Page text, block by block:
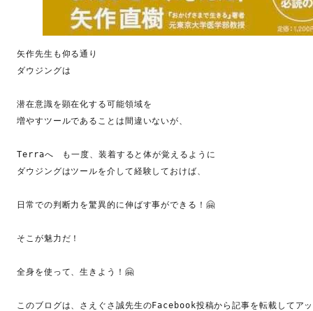
矢作先生も仰る通り
ダウジングは
潜在意識を顕在化する可能領域を
増やすツールであることは間違いないが、
Terraへ　も一度、装着すると体が覚えるように
ダウジングはツールを介して経験しておけば、
日常での判断力を驚異的に伸ばす事ができる！🤗
そこが魅力だ！
全身を使って、生きよう！🤗
このブログは、さえぐさ誠先生のFacebook投稿から記事を転載してア